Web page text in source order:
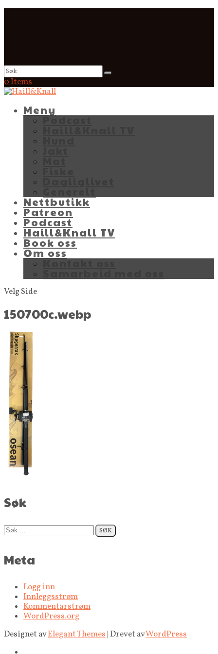
0 Items
Meny
Podcast
Nettbutikk
Patreon
Podcast
Haill&Knall TV
Book oss
Om oss
Kontakt oss
Velg Side
150700c.webp
Søk
Søk
etter:
Meta
Logg inn
Innleggsstrøm
Kommentarstrøm
WordPress.org
Designet avElegant Themes | Drevet avWordPress